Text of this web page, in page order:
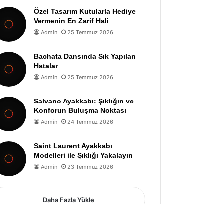
Özel Tasarım Kutularla Hediye
Vermenin En Zarif Hali
Admin 25 Temmuz 2026
Bachata Dansında Sık Yapılan
Hatalar
Admin 25 Temmuz 2026
Salvano Ayakkabı: Şıklığın ve
Konforun Buluşma Noktası
Admin 24 Temmuz 2026
Saint Laurent Ayakkabı
Modelleri ile Şıklığı Yakalayın
Admin 23 Temmuz 2026
Daha Fazla Yükle